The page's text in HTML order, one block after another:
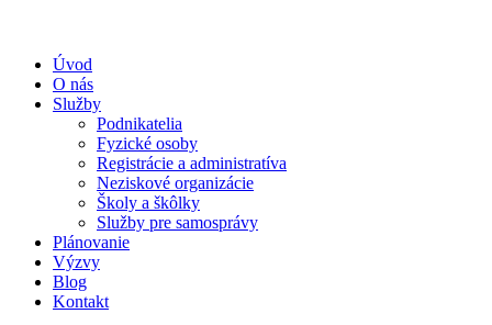
Úvod
O nás
Služby
Podnikatelia
Fyzické osoby
Registrácie a administratíva
Neziskové organizácie
Školy a škôlky
Služby pre samosprávy
Plánovanie
Výzvy
Blog
Kontakt